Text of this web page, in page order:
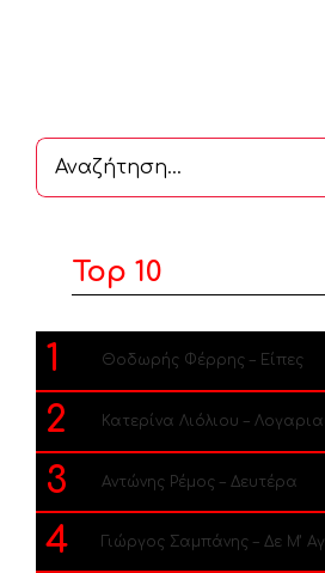
Αναζήτηση
...
Top 10
1 Θοδωρής Φέρρης – Είπες
2 Κατερίνα Λιόλιου –
3 Αντώνης Ρέμος – Δευτέρα
4 Γιώργος Σαμπάνης – Δε Μ’